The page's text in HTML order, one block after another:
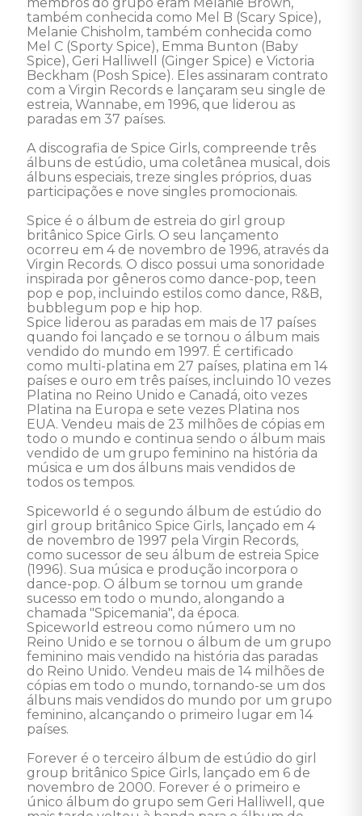
também conhecida como Mel B (Scary Spice),
Melanie Chisholm, também conhecida como
Mel C (Sporty Spice), Emma Bunton (Baby
Spice), Geri Halliwell (Ginger Spice) e Victoria
Beckham (Posh Spice). Eles assinaram contrato
com a Virgin Records e lançaram seu single de
estreia, Wannabe, em 1996, que liderou as
paradas em 37 países.
A discografia de Spice Girls, compreende três
álbuns de estúdio, uma coletânea musical, dois
álbuns especiais, treze singles próprios, duas
participações e nove singles promocionais.
Spice é o álbum de estreia do girl group
britânico Spice Girls. O seu lançamento
ocorreu em 4 de novembro de 1996, através da
Virgin Records. O disco possui uma sonoridade
inspirada por gêneros como dance-pop, teen
pop e pop, incluindo estilos como dance, R&B,
bubblegum pop e hip hop.
Spice liderou as paradas em mais de 17 países
quando foi lançado e se tornou o álbum mais
vendido do mundo em 1997. É certificado
como multi-platina em 27 países, platina em 14
países e ouro em três países, incluindo 10 vezes
Platina no Reino Unido e Canadá, oito vezes
Platina na Europa e sete vezes Platina nos
EUA. Vendeu mais de 23 milhões de cópias em
todo o mundo e continua sendo o álbum mais
vendido de um grupo feminino na história da
música e um dos álbuns mais vendidos de
todos os tempos.
Spiceworld é o segundo álbum de estúdio do
girl group britânico Spice Girls, lançado em 4
de novembro de 1997 pela Virgin Records,
como sucessor de seu álbum de estreia Spice
(1996). Sua música e produção incorpora o
dance-pop. O álbum se tornou um grande
sucesso em todo o mundo, alongando a
chamada "Spicemania", da época.
Spiceworld estreou como número um no
Reino Unido e se tornou o álbum de um grupo
feminino mais vendido na história das paradas
do Reino Unido. Vendeu mais de 14 milhões de
cópias em todo o mundo, tornando-se um dos
álbuns mais vendidos do mundo por um grupo
feminino, alcançando o primeiro lugar em 14
países.
Forever é o terceiro álbum de estúdio do girl
group britânico Spice Girls, lançado em 6 de
novembro de 2000. Forever é o primeiro e
único álbum do grupo sem Geri Halliwell, que